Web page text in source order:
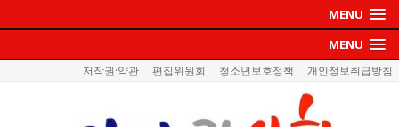
MENU
MENU
저작권·약관 편집위원회 청소년보호정책 개인정보취급방침